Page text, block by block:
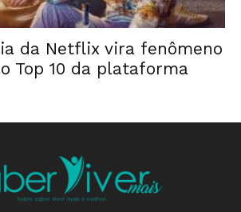
da Netflix vira fenômeno
Top 10 da plataforma